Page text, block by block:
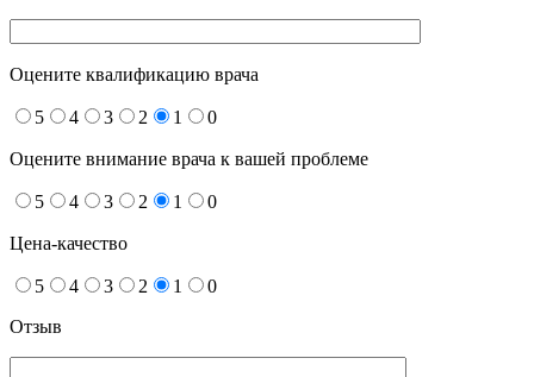
Оцените квалификацию врача
5 4 3 2 1 0
Оцените внимание врача к вашей проблеме
5 4 3 2 1 0
Цена-качество
5 4 3 2 1
0
Отзыв